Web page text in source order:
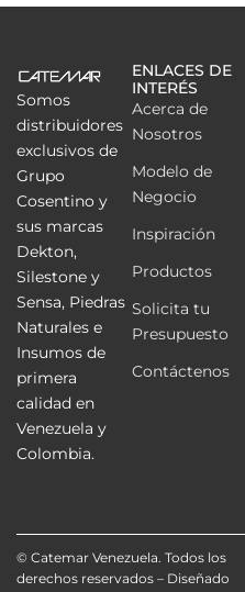
Somos
distribuidores
exclusivos de
Grupo
Cosentino y
sus marcas
Dekton,
Silestone y
Sensa, Piedras
Naturales e
Insumos de
primera
calidad en
Venezuela y
Colombia.
ENLACES DE
INTERÉS
Acerca de
Nosotros
Modelo de
Negocio
Inspiración
Productos
Solicita tu
Presupuesto
Contáctenos
© Catemar Venezuela. Todos los
derechos reservados – Diseñado